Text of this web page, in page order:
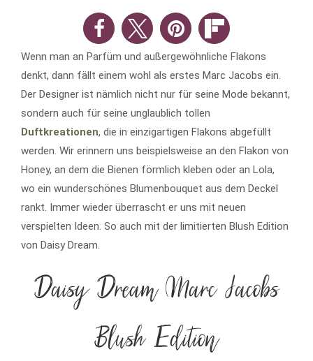
Wenn man an Parfüm und außergewöhnliche Flakons
denkt, dann fällt einem wohl als erstes Marc Jacobs ein.
Der Designer ist nämlich nicht nur für seine Mode bekannt,
sondern auch für seine unglaublich tollen
Duftkreationen, die in einzigartigen Flakons abgefüllt
werden. Wir erinnern uns beispielsweise an den Flakon von
Honey, an dem die Bienen förmlich kleben oder an Lola,
wo ein wunderschönes Blumenbouquet aus dem Deckel
rankt. Immer wieder überrascht er uns mit neuen
verspielten Ideen. So auch mit der limitierten Blush Edition
von Daisy Dream.
Daisy Dream Marc Jacobs
Blush Edition